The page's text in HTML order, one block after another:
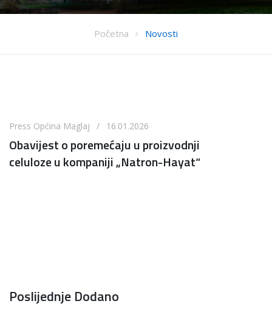
Početna Novosti
Press Općina Maglaj / 16.01.2026
Obavijest o poremećaju u proizvodnji
celuloze u kompaniji „Natron-Hayat“
Poslijednje Dodano